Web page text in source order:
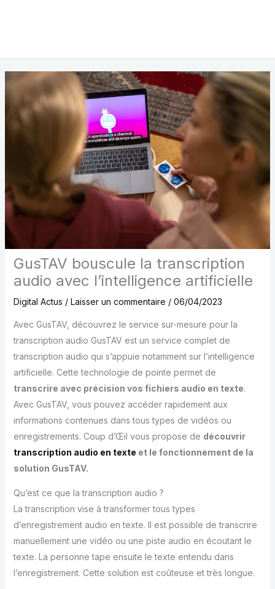
GusTAV bouscule la transcription
audio avec l’intelligence artificielle
Digital Actus / Laisser un commentaire / 06/04/2023
Avec GusTAV, découvrez le service sur-mesure pour la
transcription audio GusTAV est un service complet de
transcription audio qui s’appuie notamment sur l’intelligence
artificielle. Cette technologie de pointe permet de
transcrire avec précision vos fichiers audio en texte.
Avec GusTAV, vous pouvez accéder rapidement aux
informations contenues dans tous types de vidéos ou
enregistrements. Coup d’Œil vous propose de découvrir
transcription audio en texte et le fonctionnement de la
solution GusTAV.
Qu’est ce que la transcription audio ?
La transcription vise à transformer tous types
d’enregistrement audio en texte. Il est possible de transcrire
manuellement une vidéo ou une piste audio en écoutant le
texte. La personne tape ensuite le texte entendu dans
l’enregistrement. Cette solution est coûteuse et très longue.